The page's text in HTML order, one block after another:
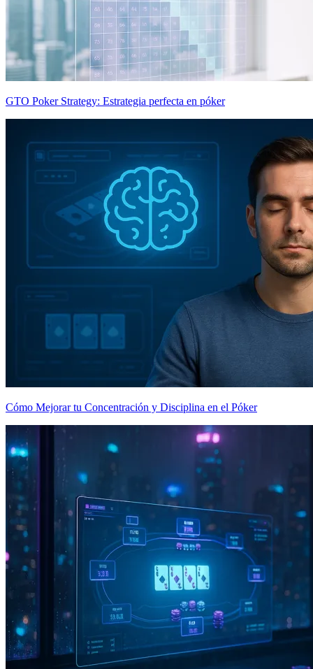
GTO Poker Strategy: Estrategia perfecta en póker
Cómo Mejorar tu Concentración y Disciplina en el Póker